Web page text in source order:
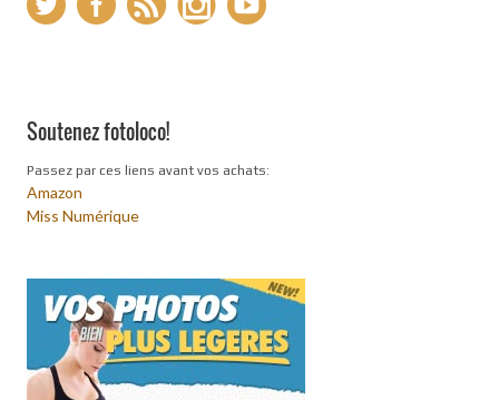
Soutenez fotoloco!
Passez par ces liens avant vos achats:
Amazon
Miss Numérique